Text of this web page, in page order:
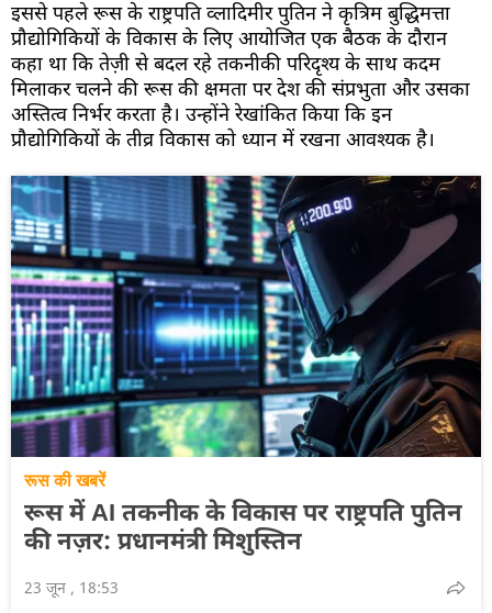
इससे पहले रूस के राष्ट्रपति व्लादिमीर पुतिन ने कृत्रिम बुद्धिमत्ता
प्रौद्योगिकियों के विकास के लिए आयोजित एक बैठक के दौरान
कहा था कि तेज़ी से बदल रहे तकनीकी परिदृश्य के साथ कदम
मिलाकर चलने की रूस की क्षमता पर देश की संप्रभुता और उसका
अस्तित्व निर्भर करता है। उन्होंने रेखांकित किया कि इन
प्रौद्योगिकियों के तीव्र विकास को ध्यान में रखना आवश्यक है।
रूस की खबरें
रूस में AI तकनीक के विकास पर राष्ट्रपति पुतिन
की नज़र: प्रधानमंत्री मिशुस्तिन
23 जून , 18:53